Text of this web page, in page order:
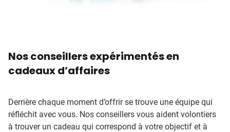
Nos conseillers expérimentés en
cadeaux d’affaires
Derrière chaque moment d’offrir se trouve une équipe qui
réfléchit avec vous. Nos conseillers vous aident volontiers
à trouver un cadeau qui correspond à votre objectif et à